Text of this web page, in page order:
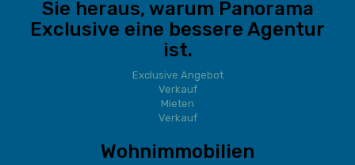
Sie heraus, warum Panorama
Exclusive eine bessere Agentur
ist.
Exclusive Angebot
Verkauf
Mieten
Verkauf
Wohnimmobilien